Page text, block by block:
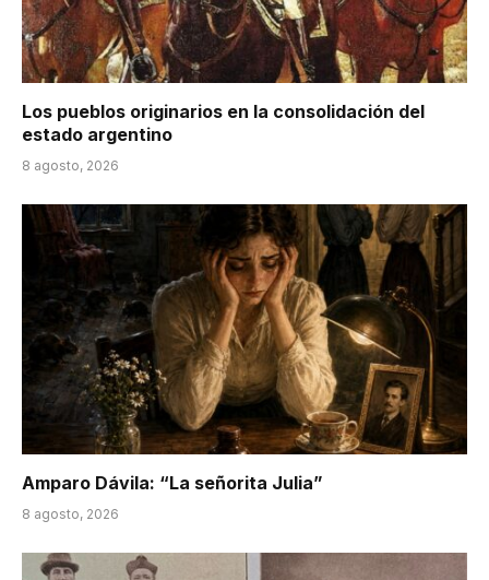
Los pueblos originarios en la consolidación del
estado argentino
8 agosto, 2026
Amparo Dávila: “La señorita Julia”
8 agosto, 2026